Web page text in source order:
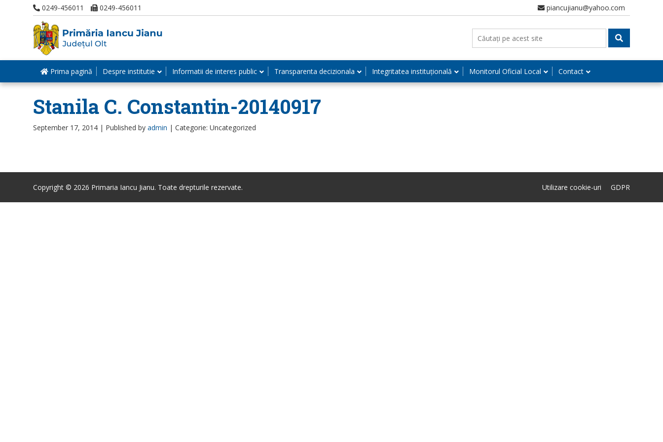
0249-456011 0249-456011 piancujianu@yahoo.com
Prima pagină Despre institutie Informatii de interes public Transparenta decizionala Integritatea instituțională Monitorul Oficial Local Contact
Stanila C. Constantin-20140917
September 17, 2014 | Published by admin | Categorie: Uncategorized
Copyright © 2026 Primaria Iancu Jianu. Toate drepturile rezervate. Utilizare cookie-uri GDPR